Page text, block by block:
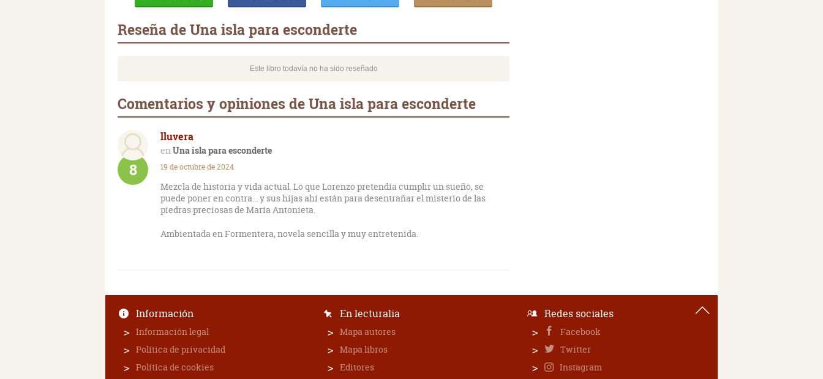
Reseña de Una isla para esconderte
Este libro todavía no ha sido reseñado
Comentarios y opiniones de Una isla para esconderte
lluvera
Una isla para esconderte
8 19 de octubre de 2024
Mezcla de historia y vida actual. Lo que Lorenzo pretendía cumplir un sueño, se
puede poner en contra... y sus hijas ahí están para desentrañar el misterio de las
piedras preciosas de María Antonieta.
Ambientada en Formentera, novela sencilla y muy entretenida.
Información
Información legal
Política de privacidad
Política de cookies
En lecturalia
Mapa autores
Mapa libros
Editores
Redes sociales
Facebook
Twitter
Instagram